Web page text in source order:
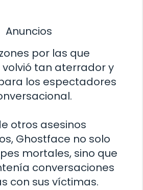
Anuncios
por las que
tan aterrador y
los espectadores
otros asesinos
Ghostface no solo
mortales, sino que
conversaciones
con sus víctimas.